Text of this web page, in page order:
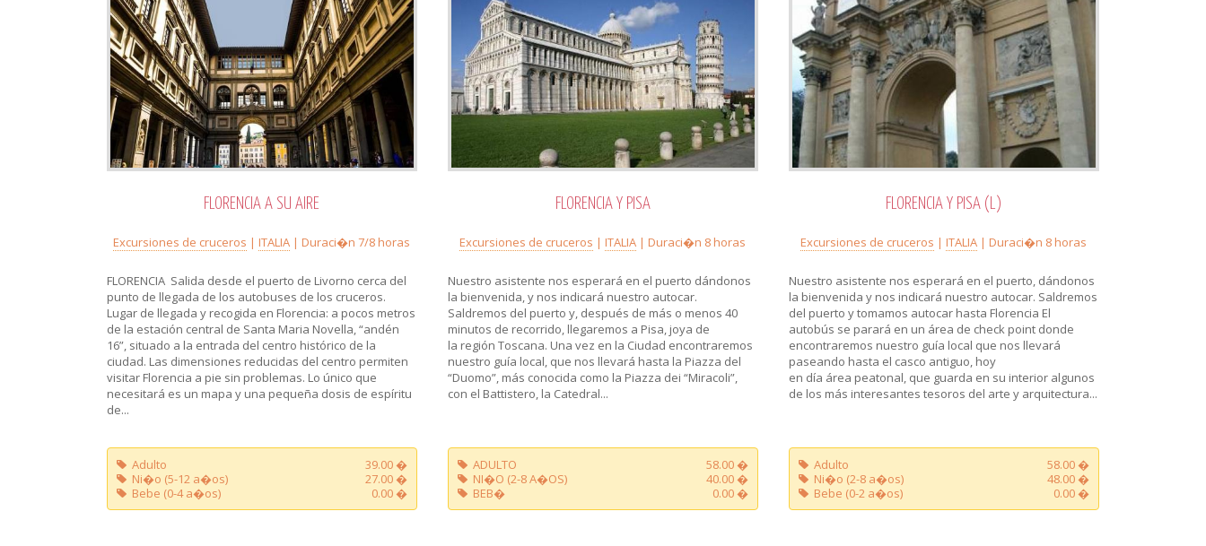
FLORENCIA A SU AIRE
Excursiones de cruceros |ITALIA | Duraci�n 7/8 horas
FLORENCIA Salida desde el puerto de Livorno cerca del
punto de llegada de los autobuses de los cruceros.
Lugar de llegada y recogida en Florencia: a pocos metros
de la estación central de Santa Maria Novella, “andén
16”, situado a la entrada del centro histórico de la
ciudad. Las dimensiones reducidas del centro permiten
visitar Florencia a pie sin problemas. Lo único que
necesitará es un mapa y una pequeña dosis de espíritu
de...
Adulto
39.00 �
Ni�o (5-12 a�os)
27.00 �
Bebe (0-4 a�os)
0.00 �
FLORENCIA Y PISA
Excursiones de cruceros |ITALIA | Duraci�n 8 horas
Nuestro asistente nos esperará en el puerto dándonos
la bienvenida, y nos indicará nuestro autocar.
Saldremos del puerto y, después de más o menos 40
minutos de recorrido, llegaremos a Pisa, joya de
la región Toscana. Una vez en la Ciudad encontraremos
nuestro guía local, que nos llevará hasta la Piazza del
“Duomo”, más conocida como la Piazza dei “Miracoli”,
con el Battistero, la Catedral...
ADULTO
58.00 �
NI�O (2-8 A�OS)
40.00 �
BEB�
0.00 �
FLORENCIA Y PISA (L)
Excursiones de cruceros |ITALIA | Duraci�n 8 horas
Nuestro asistente nos esperará en el puerto, dándonos
la bienvenida y nos indicará nuestro autocar. Saldremos
del puerto y tomamos autocar hasta Florencia El
autobús se parará en un área de check point donde
encontraremos nuestro guía local que nos llevará
paseando hasta el casco antiguo, hoy
en día área peatonal, que guarda en su interior algunos
de los más interesantes tesoros del arte y arquitectura...
Adulto
58.00 �
Ni�o (2-8 a�os)
48.00 �
Bebe (0-2 a�os)
0.00 �